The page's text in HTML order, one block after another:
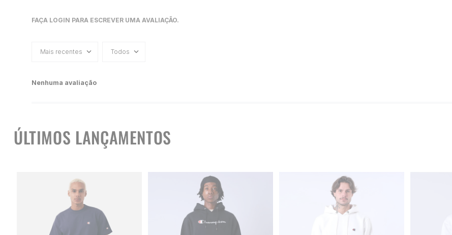
FAÇA LOGIN PARA ESCREVER UMA AVALIAÇÃO.
Mais recentes Todos
Nenhuma avaliação
ÚLTIMOS LANÇAMENTOS